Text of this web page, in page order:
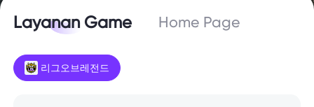
Layanan Game Home Page
리그오브레전드